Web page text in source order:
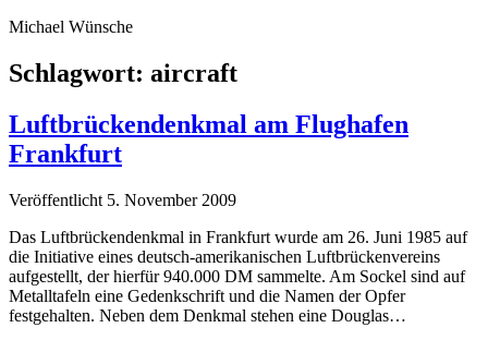
Michael Wünsche
Schlagwort: aircraft
Luftbrückendenkmal am Flughafen
Frankfurt
Veröffentlicht 5. November 2009
Das Luftbrückendenkmal in Frankfurt wurde am 26. Juni 1985 auf
die Initiative eines deutsch-amerikanischen Luftbrückenvereins
aufgestellt, der hierfür 940.000 DM sammelte. Am Sockel sind auf
Metalltafeln eine Gedenkschrift und die Namen der Opfer
festgehalten. Neben dem Denkmal stehen eine Douglas…